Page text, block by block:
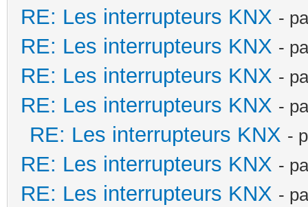
RE: Les interrupteurs KNX -
RE: Les interrupteurs KNX -
RE: Les interrupteurs KNX -
RE: Les interrupteurs KNX -
RE: Les interrupteurs KNX -
RE: Les interrupteurs KNX -
RE: Les interrupteurs KNX -